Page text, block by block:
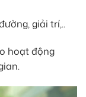
giải trí,..
hoạt động